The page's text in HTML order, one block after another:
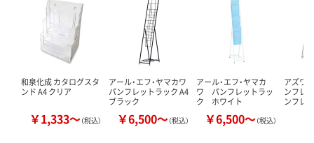
和泉化成 カタログスタ
ンド A4 クリア
￥1,333～（税込）
アール・エフ・ヤマカワ
パンフレットラック A4
ブラック
￥6,500～（税込）
アール・エフ・ヤマカ
ワ パンフレットラッ
ク ホワイト
￥6,500～（税込）
アズワ
ンフレ
ンフレ